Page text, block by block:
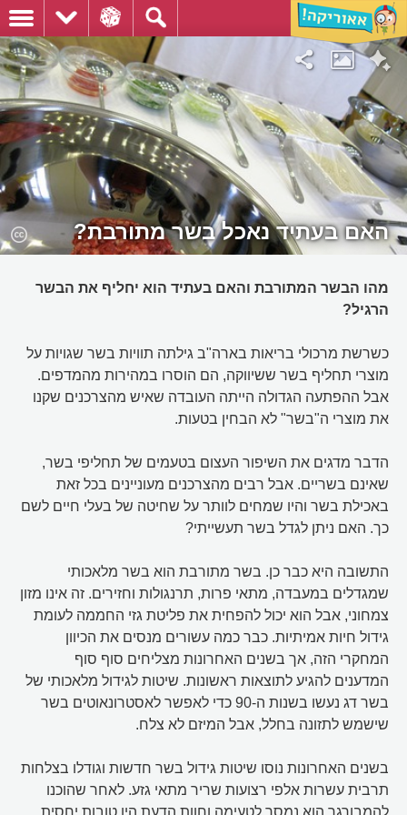
האם בעתיד נאכל בשר מתורבת?
מהו הבשר המתורבת והאם בעתיד הוא יחליף את הבשר
הרגיל?
כשרשת מרכולי בריאות בארה"ב גילתה תוויות בשר שגויות על
מוצרי תחליף בשר ששיווקה, הם הוסרו במהירות מהמדפים.
אבל ההפתעה הגדולה הייתה העובדה שאיש מהצרכנים שקנו
את מוצרי ה"בשר" לא הבחין בטעות.
הדבר מדגים את השיפור העצום בטעמים של תחליפי בשר,
שאינם בשריים. אבל רבים מהצרכנים מעוניינים בכל זאת
באכילת בשר והיו שמחים לוותר על שחיטה של בעלי חיים לשם
כך. האם ניתן לגדל בשר תעשייתי?
התשובה היא כבר כן. בשר מתורבת הוא בשר מלאכותי
שמגדלים במעבדה, מתאי פרות, תרנגולות וחזירים. זה אינו מזון
צמחוני, אבל הוא יכול להפחית את פליטת גזי החממה לעומת
גידול חיות אמיתיות. כבר כמה עשורים מנסים את הכיוון
המחקרי הזה, אך בשנים האחרונות מצליחים סוף סוף
המדענים להגיע לתוצאות ראשונות. שיטות לגידול מלאכותי של
בשר דג נעשו בשנות ה-90 כדי לאפשר לאסטרונאוטים בשר
שישמש לתזונה בחלל, אבל המיזם לא צלח.
בשנים האחרונות נוסו שיטות גידול בשר חדשות וגודלו בצלחות
תרבית עשרות אלפי רצועות שריר מתאי גזע. לאחר שהוכנו
להמבורגר הוא נמסר לטעימה וחוות הדעת היו טובות יחסית,